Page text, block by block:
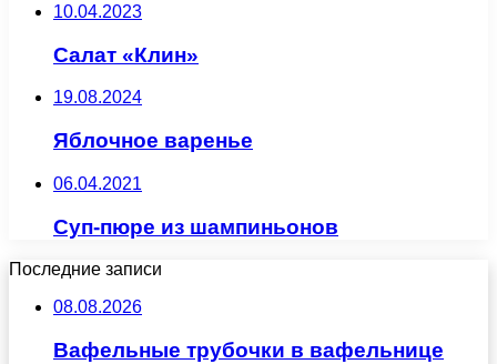
10.04.2023
Салат «Клин»
19.08.2024
Яблочное варенье
06.04.2021
Суп-пюре из шампиньонов
Последние записи
08.08.2026
Вафельные трубочки в вафельнице